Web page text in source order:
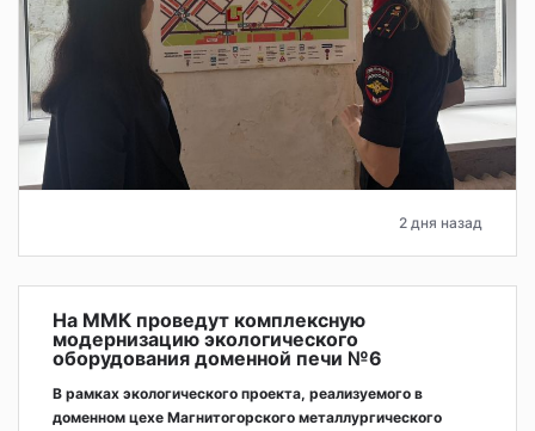
2 дня назад
На ММК проведут комплексную
модернизацию экологического
оборудования доменной печи №6
В рамках экологического проекта, реализуемого в
доменном цехе Магнитогорского металлургического